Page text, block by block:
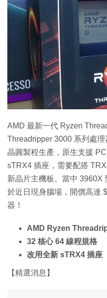
Enterprise Digital
AMD 最新一代 Ryzen
Threadripper 3000 系列處
晶圓製程生產，原生支援
sTRX4 插座，需要配搭
新晶片主機板。當中 3960X
於近日現身腦場，開價高達
器！
AMD Ryzen
32 核心 64 線程規格
改用全新 sTRX4 插座
【精選消息】